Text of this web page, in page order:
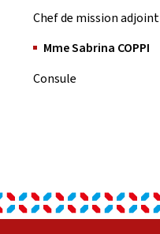
Chef de mission adjoint
Mme Sabrina COPPI
Consule